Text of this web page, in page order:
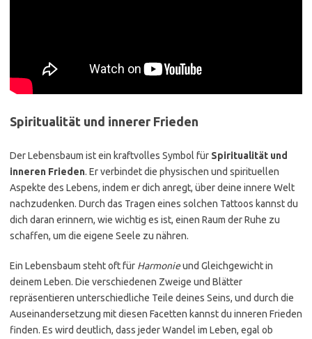
Spiritualität und innerer Frieden
Der Lebensbaum ist ein kraftvolles Symbol für Spiritualität und
inneren Frieden. Er verbindet die physischen und spirituellen
Aspekte des Lebens, indem er dich anregt, über deine innere Welt
nachzudenken. Durch das Tragen eines solchen Tattoos kannst du
dich daran erinnern, wie wichtig es ist, einen Raum der Ruhe zu
schaffen, um die eigene Seele zu nähren.
Ein Lebensbaum steht oft für Harmonieund Gleichgewicht in
deinem Leben. Die verschiedenen Zweige und Blätter
repräsentieren unterschiedliche Teile deines Seins, und durch die
Auseinandersetzung mit diesen Facetten kannst du inneren Frieden
finden. Es wird deutlich, dass jeder Wandel im Leben, egal ob